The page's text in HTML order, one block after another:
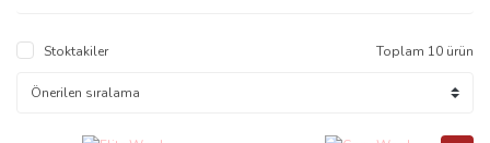
Stoktakiler Toplam 10 ürün